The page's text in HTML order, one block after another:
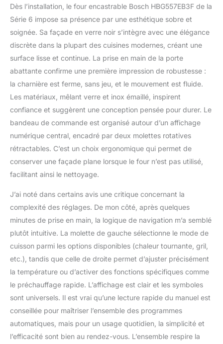
d'options pour cuisiner
de délicieux plats.
Simplifiez votre vie avec
notre four doté de
boutons push-pull et de
la technologie EcoClean
Direct. Les parois en
céramique ultra poreuse
éliminent les graisses
pendant la cuisson, et il
vous suffit d'essuyer la
paroi du bas et l'intérieur
nettoyage rapide.
Gagnez du temps avec
notre fonction de
rapidement et facilement,
vous permettant de
passer à table plus vite.
Simplifiez votre vie
quotidienne et profitez
de repas délicieux sans
attendre grâce à notre
four Bosch. Avec une
puissance de chauffe de
2200 W, notre four offre
une cuisson homogène
sur trois niveaux. Le
répartit la chaleur
rapidement et
Dès l’installation, le four encastrable Bosch HBG557EB3F de la
Série 6 impose sa présence par une esthétique sobre et
soignée. Sa façade en verre noir s’intègre avec une élégance
discrète dans la plupart des cuisines modernes, créant une
surface lisse et continue. La prise en main de la porte
abattante confirme une première impression de robustesse :
la charnière est ferme, sans jeu, et le mouvement est fluide.
Les matériaux, mêlant verre et inox émaillé, inspirent
confiance et suggèrent une conception pensée pour durer. Le
bandeau de commande est organisé autour d’un affichage
numérique central, encadré par deux molettes rotatives
rétractables. C’est un choix ergonomique qui permet de
conserver une façade plane lorsque le four n’est pas utilisé,
facilitant ainsi le nettoyage.
J’ai noté dans certains avis une critique concernant la
complexité des réglages. De mon côté, après quelques
minutes de prise en main, la logique de navigation m’a semblé
plutôt intuitive. La molette de gauche sélectionne le mode de
cuisson parmi les options disponibles (chaleur tournante, gril,
etc.), tandis que celle de droite permet d’ajuster précisément
la température ou d’activer des fonctions spécifiques comme
le préchauffage rapide. L’affichage est clair et les symboles
sont universels. Il est vrai qu’une lecture rapide du manuel est
conseillée pour maîtriser l’ensemble des programmes
automatiques, mais pour un usage quotidien, la simplicité et
l’efficacité sont bien au rendez-vous. L’ensemble respire la